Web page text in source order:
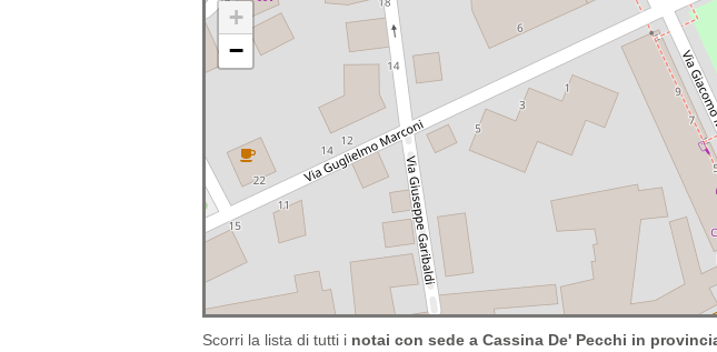
+
−
Scorri la lista di tutti i notai con sede a Cassina De' Pecchi in